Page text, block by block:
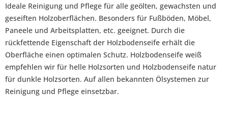
Ideale Reinigung und Pflege für alle geölten, gewachsten und
geseiften Holzoberflächen. Besonders für Fußböden, Möbel,
Paneele und Arbeits­platten, etc. geeignet. Durch die
rückfettende Eigenschaft der Holzbodenseife erhält die
Oberfläche einen optimalen Schutz. Holzbodenseife weiß
empfehlen wir für helle Holzsorten und Holzbodenseife natur
für dunkle Holzsorten. Auf allen bekannten Ölsystemen zur
Reinigung und Pflege einsetzbar.